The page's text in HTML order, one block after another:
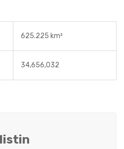
625.225 km²
34,656,032